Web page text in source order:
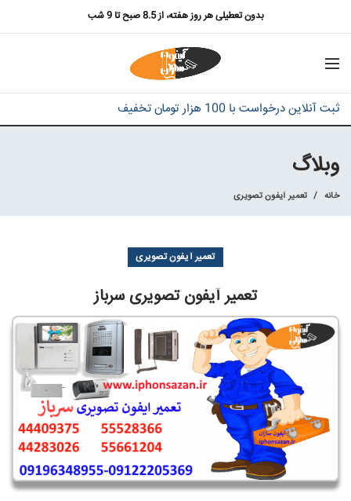
بدون تعطیلی هر روز هفته، از 8.5 صبح تا 9 شب
ثبت آنلاین درخواست با 100 هزار تومان تخفیف
وبلاگ
خانه تعمیر آیفون تصویری
تعمیر آیفون تصویری
تعمیر آیفون تصویری سرباز